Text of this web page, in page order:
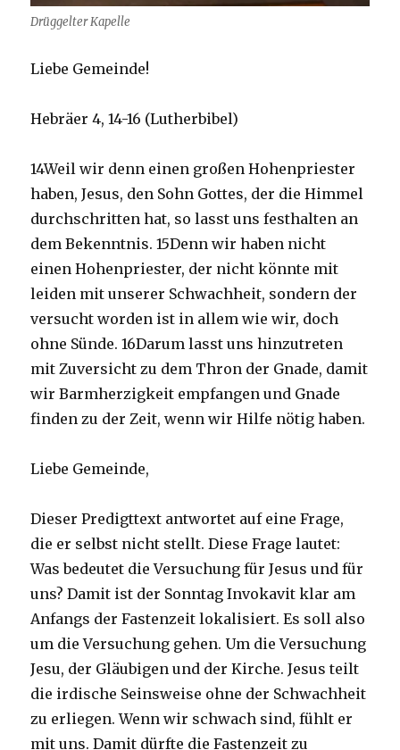
Drüggelter Kapelle
Liebe Gemeinde!
Hebräer 4, 14-16 (Lutherbibel)
14Weil wir denn einen großen Hohenpriester
haben, Jesus, den Sohn Gottes, der die Himmel
durchschritten hat, so lasst uns festhalten an
dem Bekenntnis. 15Denn wir haben nicht
einen Hohenpriester, der nicht könnte mit
leiden mit unserer Schwachheit, sondern der
versucht worden ist in allem wie wir, doch
ohne Sünde. 16Darum lasst uns hinzutreten
mit Zuversicht zu dem Thron der Gnade, damit
wir Barmherzigkeit empfangen und Gnade
finden zu der Zeit, wenn wir Hilfe nötig haben.
Liebe Gemeinde,
Dieser Predigttext antwortet auf eine Frage,
die er selbst nicht stellt. Diese Frage lautet:
Was bedeutet die Versuchung für Jesus und für
uns? Damit ist der Sonntag Invokavit klar am
Anfangs der Fastenzeit lokalisiert. Es soll also
um die Versuchung gehen. Um die Versuchung
Jesu, der Gläubigen und der Kirche. Jesus teilt
die irdische Seinsweise ohne der Schwachheit
zu erliegen. Wenn wir schwach sind, fühlt er
mit uns. Damit dürfte die Fastenzeit zu